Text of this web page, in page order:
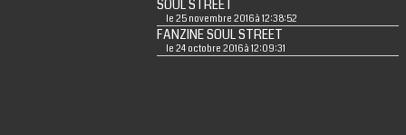
SOUL STREET
le 25 novembre 2016 à 12:38:52
FANZINE SOUL STREET
le 24 octobre 2016 à 12:09:31